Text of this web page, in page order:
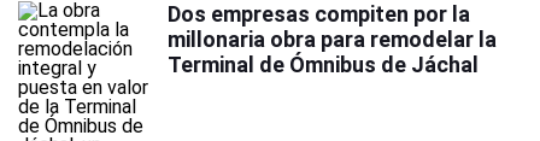
Dos empresas compiten por la
millonaria obra para remodelar la
Terminal de Ómnibus de Jáchal